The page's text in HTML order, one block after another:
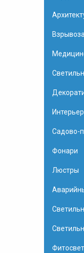
Садово-
Фонари
Люстры